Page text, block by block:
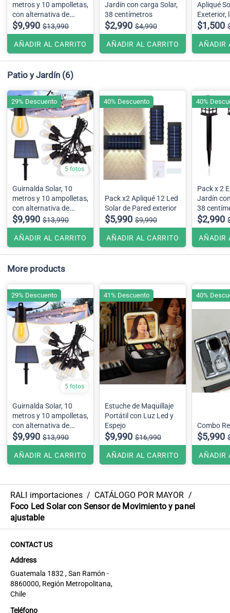
metros y 10 ampolletas,
con alternativa de
carga USB
$9,990 $13,990
AÑADIR AL CARRITO
Jardín con carga Solar,
38 centímetros
$2,990 $4,990
AÑADIR AL CARRITO
Apliqué
Exeterior,
$1,500
AÑADIR
Patio y Jardín (6)
5 fotos
Guirnalda Solar, 10
metros y 10 ampolletas,
con alternativa de
carga USB
$9,990 $13,990
AÑADIR AL CARRITO
29% Descuento
Pack x2 Apliqué 12 Led
Solar de Pared exterior
$5,990 $9,990
AÑADIR AL CARRITO
40% Descuento
Pack x 2
Jardín
38
$2,990
AÑADIR
40%
More products
5 fotos
Guirnalda Solar, 10
metros y 10 ampolletas,
con alternativa de
carga USB
$9,990 $13,990
AÑADIR AL CARRITO
29% Descuento
Estuche de Maquillaje
Portátil con Luz Led y
Espejo
$9,990 $16,990
AÑADIR AL CARRITO
41% Descuento
Combo
$5,990
AÑADIR
40%
RALI importaciones / CATÁLOGO POR MAYOR /
Foco Led Solar con Sensor de Movimiento y panel
ajustable
CONTACT US
Address
Guatemala 1832 , San Ramón -
8860000, Región Metropolitana,
Chile
Teléfono